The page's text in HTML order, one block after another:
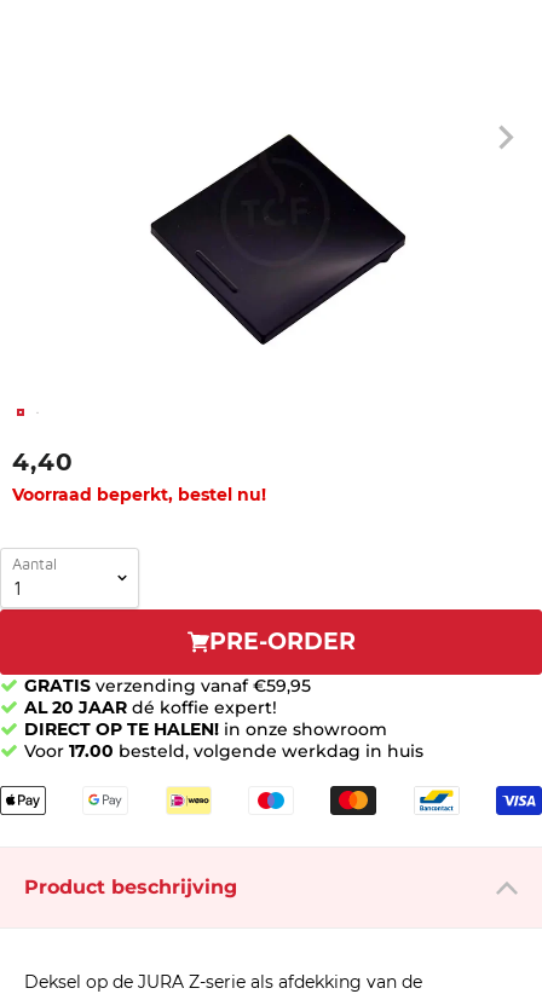
4,40
Voorraad beperkt, bestel nu!
Aantal
PRE-ORDER
GRATIS verzending vanaf €59,95
AL 20 JAAR dé koffie expert!
DIRECT OP TE HALEN! in onze showroom
Voor 17.00 besteld, volgende werkdag in huis
Product beschrijving
Deksel op de JURA Z-serie als afdekking van de